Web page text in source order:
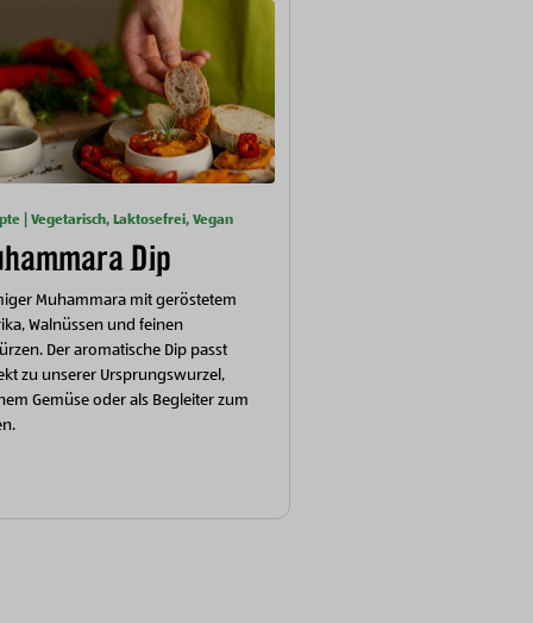
| Vegetarisch, Laktosefrei, Vegan
Dip
Muhammara mit geröstetem
Walnüssen und feinen
Der aromatische Dip passt
zu unserer Ursprungswurzel,
Gemüse oder als Begleiter zum